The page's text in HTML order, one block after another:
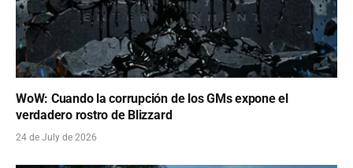
WoW: Cuando la corrupción de los GMs expone el
verdadero rostro de Blizzard
24 de July de 2026